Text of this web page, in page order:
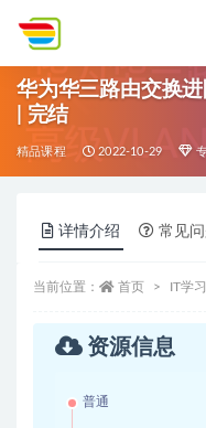
华为华三路由交换
| 完结
精品课程 2022-10-29
详情介绍 常见
当前位置： 首页 IT学
资源信息
普通